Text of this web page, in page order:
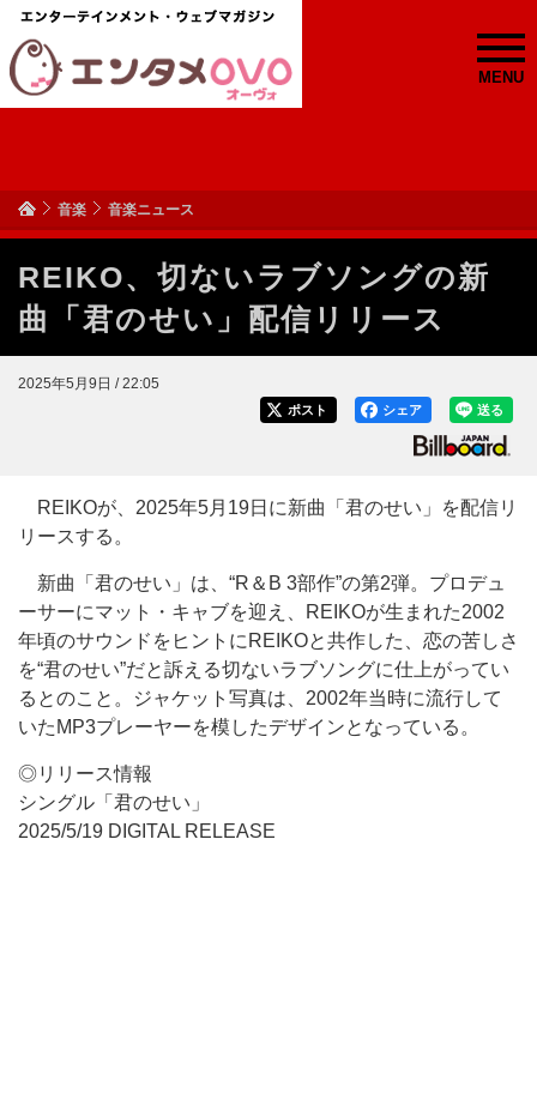
MENU
音楽 音楽ニュース
REIKO、切ないラブソングの新
曲「君のせい」配信リリース
2025年5月9日 / 22:05
送る
シェア
ポスト
REIKOが、2025年5月19日に新曲「君のせい」を配信リ
リースする。
新曲「君のせい」は、“R＆B 3部作”の第2弾。プロデュ
ーサーにマット・キャブを迎え、REIKOが生まれた2002
年頃のサウンドをヒントにREIKOと共作した、恋の苦しさ
を“君のせい”だと訴える切ないラブソングに仕上がってい
るとのこと。ジャケット写真は、2002年当時に流行して
いたMP3プレーヤーを模したデザインとなっている。
◎リリース情報
シングル「君のせい」
2025/5/19 DIGITAL RELEASE